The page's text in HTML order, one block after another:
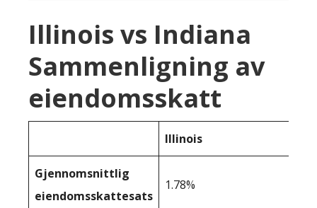
Illinois vs Indiana
Sammenligning av
eiendomsskatt
Illinois
Gjennomsnittlig
eiendomsskattesats
1.78%